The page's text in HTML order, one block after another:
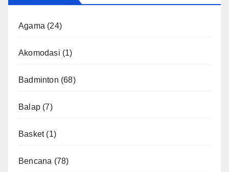
Agama (24)
Akomodasi (1)
Badminton (68)
Balap (7)
Basket(1)
Bencana (78)